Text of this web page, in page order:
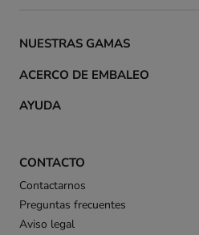
CONTACTO
Contactarnos
Preguntas frecuentes
Aviso legal
NUESTRAS GAMAS
ACERCO DE EMBALEO
AYUDA